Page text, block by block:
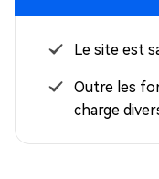
Le site est
Outre les
charge